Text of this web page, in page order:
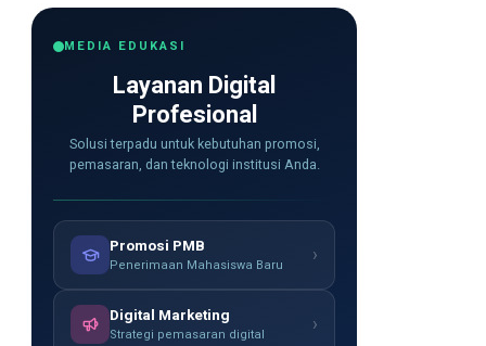
MEDIA EDUKASI
Layanan Digital
Profesional
Solusi terpadu untuk kebutuhan promosi,
pemasaran, dan teknologi institusi Anda.
Promosi PMB
Penerimaan Mahasiswa Baru ›
Digital Marketing
Strategi pemasaran digital ›